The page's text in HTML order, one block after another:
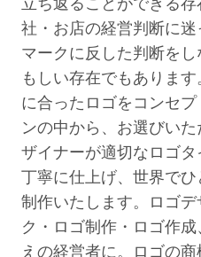
社・お店の経営判断に
マークに反した判断を
もしい存在でもありま
に合ったロゴをコンセ
ンの中から、お選びい
ザイナーが適切なロゴタ
丁寧に仕上げ、世界で
制作いたします。ロゴ
ク・ロゴ制作・ロゴ作
えの経営者に。ロゴの